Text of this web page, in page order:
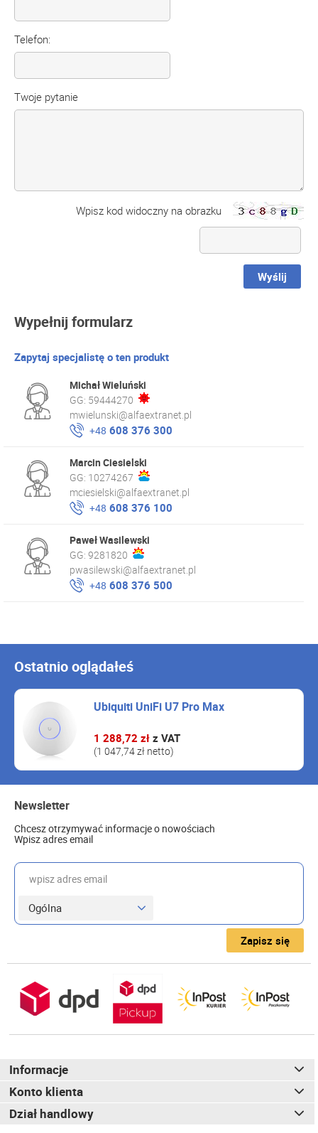
Telefon:
Twoje pytanie
Wpisz kod widoczny na obrazku
Wyślij
Wypełnij formularz
Zapytaj specjalistę o ten produkt
Michał Wieluński
GG: 59444270
mwielunski@alfaextranet.pl
+48 608 376 300
Marcin Ciesielski
GG: 10274267
mciesielski@alfaextranet.pl
+48 608 376 100
Paweł Wasilewski
GG: 9281820
pwasilewski@alfaextranet.pl
+48 608 376 500
Ostatnio oglądałeś
Ubiquiti UniFi U7 Pro Max
1 288,72 zł z VAT
(1 047,74 zł netto)
Newsletter
Chcesz otrzymywać informacje o nowościach
Wpisz adres email
wpisz adres email
Zapisz się
Informacje
Konto klienta
Dział handlowy